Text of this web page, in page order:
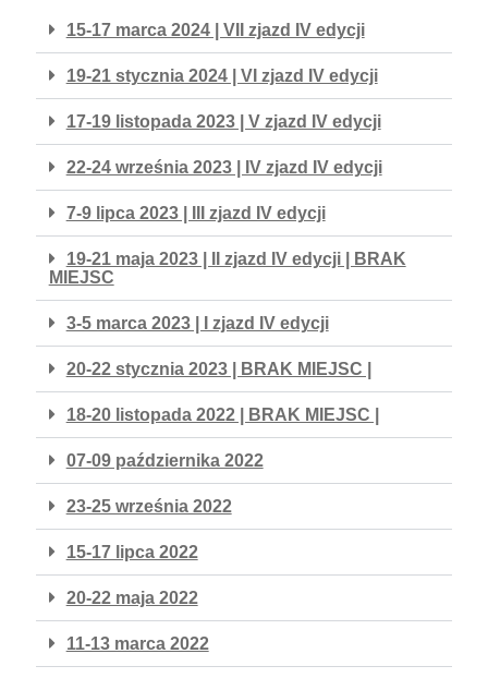
15-17 marca 2024 | VII zjazd IV edycji
19-21 stycznia 2024 | VI zjazd IV edycji
17-19 listopada 2023 | V zjazd IV edycji
22-24 września 2023 | IV zjazd IV edycji
7-9 lipca 2023 | III zjazd IV edycji
19-21 maja 2023 | II zjazd IV edycji | BRAK
MIEJSC
3-5 marca 2023 | I zjazd IV edycji
20-22 stycznia 2023 | BRAK MIEJSC |
18-20 listopada 2022 | BRAK MIEJSC |
07-09 października 2022
23-25 września 2022
15-17 lipca 2022
20-22 maja 2022
11-13 marca 2022